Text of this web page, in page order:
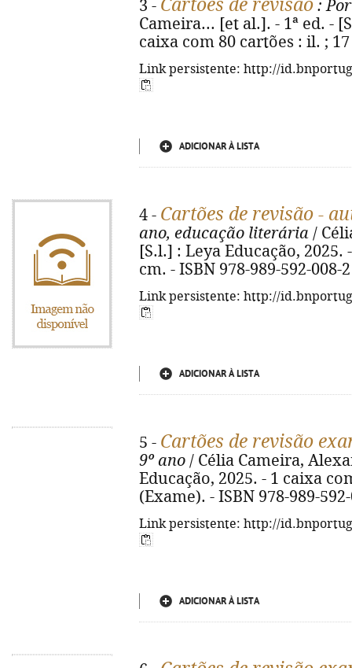
3 - Cartões de revisão :
Cameira... [et al.]. - 1ª ed. -
caixa com 80 cartões : il. ;
Link persistente: http://
ADICIONAR À LISTA
4 - Cartões de revisão -
ano, educação literária /
[S.l.] : Leya Educação,
cm. - ISBN 978-989-592-008-2
Link persistente: http://
ADICIONAR À LISTA
5 - Cartões de revisão
9º ano / Célia Cameira,
Educação, 2025. - 1 caixa
(Exame). - ISBN 978-989-
Link persistente: http://
ADICIONAR À LISTA